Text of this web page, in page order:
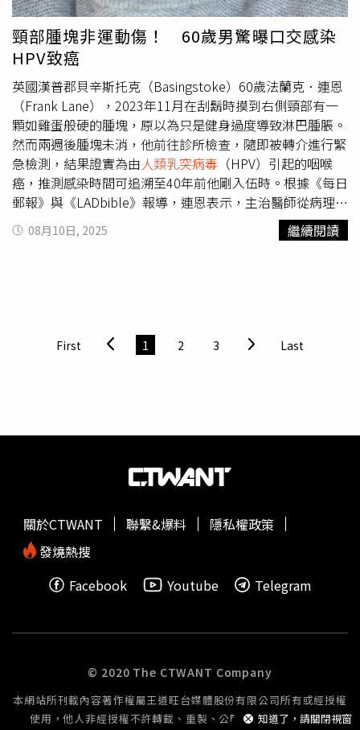
誌，由影像辨識記錄停放時間及停車費用，不開立紙本停車
繳費單，車主離開車格後可線上查詢停車費。
在深處，因此若是感染菜花往往不容易被發現，菜花可以透
過電燒、冷凍、擦藥進行治療，不過期間不能發生性行為，
包括施冠偉也在粉專《理雞先生 ― 泌尿科施冠偉醫師》表
示，菜花是一種常見且容易復發的性傳染病，治療通常需要
多種方式，常見的有4種方法，包括局部用藥、手術切除、
冷凍療法以及口服藥物。施冠偉說明，局部用藥優點是費用
相對較低，缺點是需要較長時間的使用，通常至少需要一個
月，而手術切除適用於希望快速解決問題或對藥物治療不佳
的患者，冷凍療法則是利用低溫液態氮促使組織壞死脫落，
通常需要2到3次以上的治療才能達到效果，口服藥物的話是
口服一些抗病毒藥物以增強免疫系統，幫助身體抵抗病毒，
但通常不建議單獨使用口服藥物治療花椰菜。網友在PTT求
助，崩潰表示難以跨越心裡的坎，猶豫是否該結束感情。
頸部腫塊非運動傷！ 60歲男驚曝口交感染
HPV致癌
英國漢普郡貝辛斯托克（Basingstoke）60歲法蘭克．連恩
（Frank Lane），2023年11月在刮鬍時摸到右側頸部有一
顆如雞蛋般硬的腫塊，原以為只是健身過度導致淋巴腫脹。
然而兩週後腫塊未消，他前往診所檢查，隨即被轉介進行緊
急檢測，結果證實為由人類乳突病毒 （HPV）引起的咽喉
癌，推測感染時間可追溯至40年前他剛入伍時。根據《每日
郵報》與《LADbible》報導，連恩表示，主治醫師從病理切
片中發現病毒形態顯示感染已久，推斷他可能在年輕時即感
染HPV。該病毒不僅是子宮頸癌的主要病因，也與口咽癌
16個月前完成治療，目前定期每兩個月回診檢查，暫無復發
跡象。連恩呼籲民眾切勿忽視任何突發的身體異常，「如果
染，除了與子宮頸癌有關，也可能引發肛門癌、陰莖癌及口
輕及中年男性患者比例增加。伯明罕大學頭頸外科教授梅哈
納（Hisham Mehanna）表示，雖然約八成成年人一生中曾
數人能自行清除病毒，但少數人因免疫系統特定缺陷，病毒
長期潛伏並隨時間嵌入宿主DNA，最終可能導致細胞癌化。
至3倍，死亡人數約4000人。英國公共衛生單位呼籲民眾接
行為連結的刻板印象，導致接種意願不足。醫師提醒，接種
HPV疫苗與保持安全性行為習慣，對預防口咽癌與其他相關
癌症均有助益。英國男子刮鬍時意外摸到頸部腫塊，醫師檢
查後確診為與HPV感染相關的咽喉癌。（圖／翻攝自X）
08月10日, 2025 繼續閱讀
First 1 2 3 Last
知道了，請關閉視窗
關於CTWANT 聯繫&爆料
隱私權政策
發燒熱搜
Facebook
Youtube Telegram
© 2020 The CTWANT Company
本網站所刊載內容著作權屬王道旺台媒體股份有限公司所有或經授權
使用，他人非經授權不許轉載、重製、公開播送或公開傳輸。